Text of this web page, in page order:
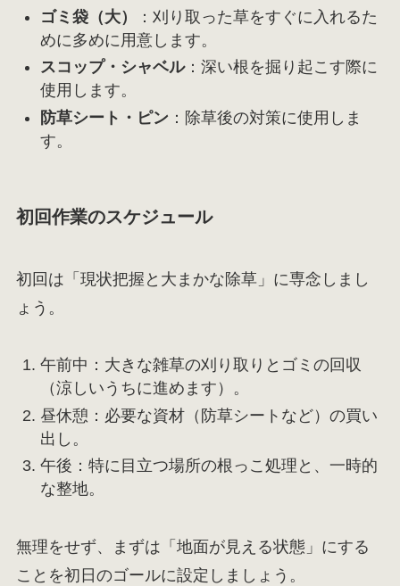
ゴミ袋（大）
：刈り取った草をすぐに入れるた
めに多めに用意します。
スコップ・シャベル：深い根を掘り起こす際に
使用します。
防草シート・ピン ：除草後の対策に使用しま
す。
初回作業のスケジュール
初回は「現状把握と大まかな除草」に専念しまし
ょう。
午前中：大きな雑草の刈り取りとゴミの回収
（涼しいうちに進めます）。
昼休憩：必要な資材（防草シートなど）の買い
出し。
午後：特に目立つ場所の根っこ処理と、一時的
な整地。
無理をせず、まずは「地面が見える状態」にする
ことを初日のゴールに設定しましょう。